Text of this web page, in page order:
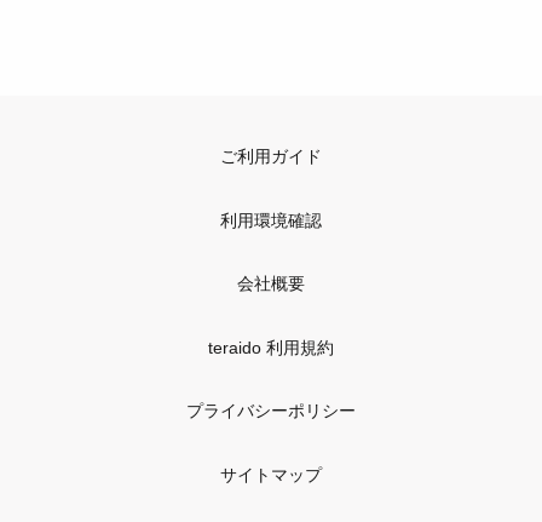
ご利用ガイド
利用環境確認
会社概要
teraido 利用規約
プライバシーポリシー
サイトマップ